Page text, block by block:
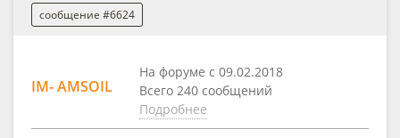
сообщение #6624
IM- AMSOIL
На форуме с 09.02.2018
Всего 240 сообщений
Подробнее